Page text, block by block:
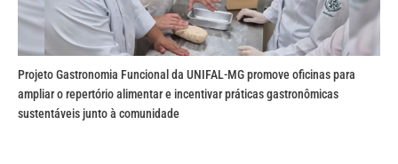
Projeto Gastronomia Funcional da UNIFAL-MG promove oficinas para
ampliar o repertório alimentar e incentivar práticas gastronômicas
sustentáveis junto à comunidade